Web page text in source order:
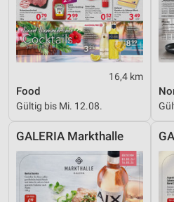
16,4 km
Food
Gültig bis Mi. 12.08.
GALERIA Markthalle